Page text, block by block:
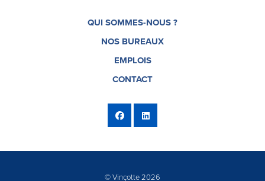
QUI SOMMES-NOUS ?
NOS BUREAUX
EMPLOIS
CONTACT
© Vinçotte 2026